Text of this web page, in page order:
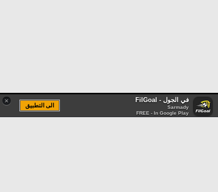
× في الجول - FilGoal
Sarmady
FREE - In Google Play
الى التطبيق